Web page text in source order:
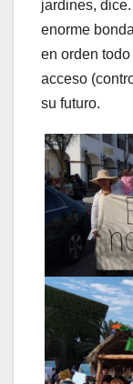
jardines, dice.
enorme
en orden
acceso
su futuro.